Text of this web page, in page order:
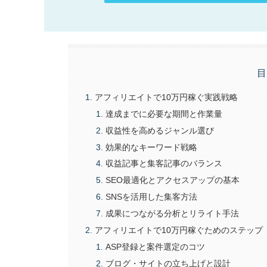
アフィリエイトで10万円稼ぐ実践戦略
達成までに必要な期間と作業量
収益性を高めるジャンル選び
効果的なキーワード戦略
収益記事と集客記事のバランス
SEO最適化とアクセスアップの基本
SNSを活用した集客方法
成果につながる分析とリライト手法
アフィリエイトで10万円稼ぐためのステップ
ASP登録と案件選定のコツ
ブログ・サイトの立ち上げと設計